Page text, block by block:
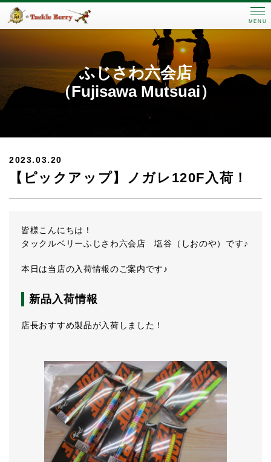
MENU
ふじさわ六会店
（Fujisawa Mutsuai）
2023.03.20
【ピックアップ】ノガレ120F入荷！
皆様こんにちは！
タックルベリーふじさわ六会店 塩谷（しおのや）です♪
本日は当店の入荷情報のご案内です♪
新品入荷情報
店長おすすめ製品が入荷しました！